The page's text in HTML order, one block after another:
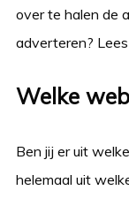
over te halen de
adverteren?
Welke
Ben jij er uit
helemaal uit